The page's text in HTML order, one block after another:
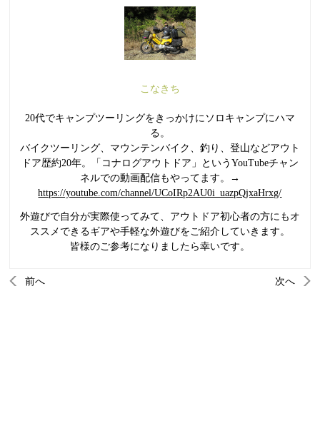
こなきち
20代でキャンプツーリングをきっかけにソロキャンプにハマ
る。
バイクツーリング、マウンテンバイク、釣り、登山などアウト
ドア歴約20年。「コナログアウトドア」というYouTubeチャン
ネルでの動画配信もやってます。→
https://youtube.com/channel/UCoIRp2AU0i_uazpQjxaHrxg/
外遊びで自分が実際使ってみて、アウトドア初心者の方にもオ
ススメできるギアや手軽な外遊びをご紹介していきます。
皆様のご参考になりましたら幸いです。
前へ 次へ